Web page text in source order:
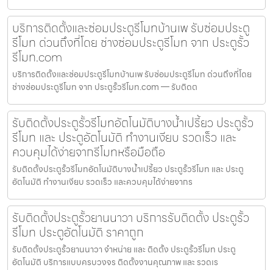
บริการติดตั้งและซ่อมประตูรีโมทบ้านเพ รับซ่อมประตู
รีโมท ด่วนถึงที่โดย ช่างซ่อมประตูรีโมท จาก ประตูรั้ว
รีโมท.com
บริการติดตั้งและซ่อมประตูรีโมทบ้านเพ รับซ่อมประตูรีโมท ด่วนถึงที่โดย
ช่างซ่อมประตูรีโมท จาก ประตูรั้วรีโมท.com — รับติดต
รับติดตั้งประตูรั้วรีโมทอัตโนมัติบางน้ำเปรี้ยว ประตูรั้ว
รีโมท และ ประตูอัตโนมัติ ทำงานเงียบ รวดเร็ว และ
ควบคุมได้ง่ายจากรีโมทหรือมือถือ
รับติดตั้งประตูรั้วรีโมทอัตโนมัติบางน้ำเปรี้ยว ประตูรั้วรีโมท และ ประตู
อัตโนมัติ ทำงานเงียบ รวดเร็ว และควบคุมได้ง่ายจากร
รับติดตั้งประตูรั้วยานนาวา บริการรับติดตั้ง ประตูรั้ว
รีโมท ประตูอัตโนมัติ ราคาถูก
รับติดตั้งประตูรั้วยานนาวา จำหน่าย และ ติดตั้ง ประตูรั้วรีโมท ประตู
อัตโนมัติ บริการแบบครบวงจร ติดตั้งงานคุณภาพ และ รวดเร